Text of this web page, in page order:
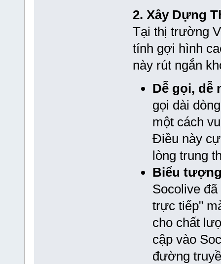
2. Xây Dựng
Tại thị trường
tính gợi hình
này rút ngắn
Dễ gọi, dễ
gọi dài
một cách
Điều này
lòng trung
Biểu
Socolive
trực tiếp"
cho chất
cập vào
đường